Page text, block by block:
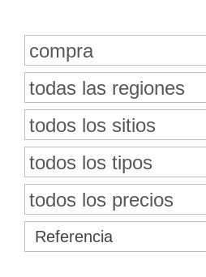
compra
todas las regiones
todos los sitios
todos los tipos
todos los precios